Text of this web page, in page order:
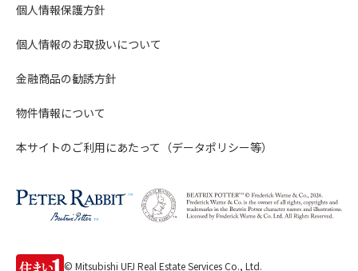
個人情報保護方針
個人情報のお取扱いについて
金融商品の勧誘方針
物件情報について
本サイトのご利用にあたって（データポリシー等）
© Mitsubishi UFJ Real Estate Services Co., Ltd.